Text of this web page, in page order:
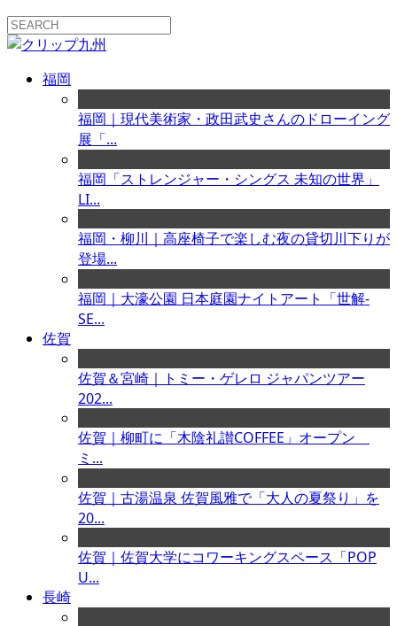
福岡
福岡｜現代美術家・政田武史さんのドローイング
展「...
福岡「ストレンジャー・シングス 未知の世界」
LI...
福岡・柳川｜高座椅子で楽しむ夜の貸切川下りが
登場...
福岡｜大濠公園 日本庭園ナイトアート「世解-
SE...
佐賀
佐賀＆宮崎｜トミー・ゲレロ ジャパンツアー
202...
佐賀｜柳町に「木陰礼讃COFFEE」オープン
ミ...
佐賀｜古湯温泉 佐賀風雅で「大人の夏祭り」を
20...
佐賀｜佐賀大学にコワーキングスペース「POP
U...
長崎